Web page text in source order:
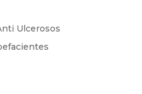
Ulcerosos